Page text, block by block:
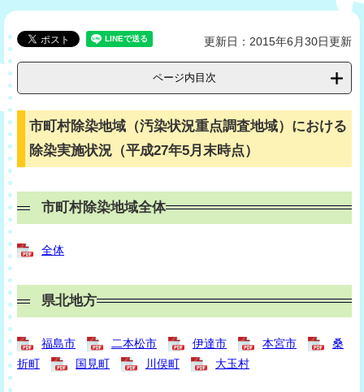
更新日：2015年6月30日更新
ページ内目次
市町村除染地域（汚染状況重点調査地域）における
除染実施状況（平成27年5月末時点）
市町村除染地域全体
全体
県北地方
福島市 二本松市 伊達市 本宮市
桑
折町
国見町 川俣町 大玉村